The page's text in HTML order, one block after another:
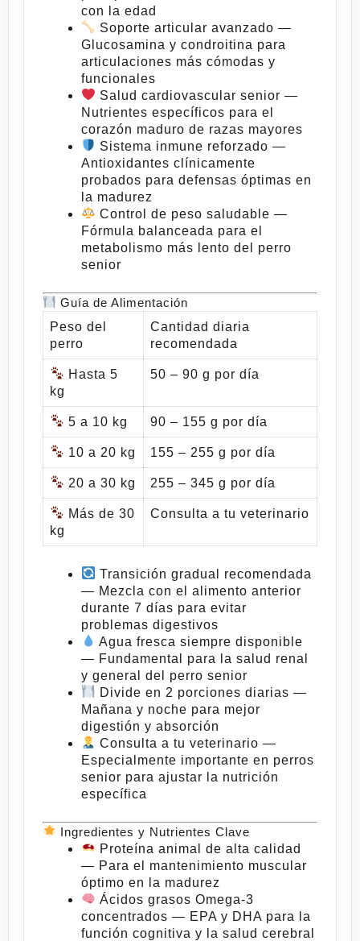
con la edad
Soporte articular avanzado —
Glucosamina y condroitina para
articulaciones más cómodas y
funcionales
Salud cardiovascular senior —
Nutrientes específicos para el
corazón maduro de razas mayores
Sistema inmune reforzado —
Antioxidantes clínicamente
probados para defensas óptimas en
la madurez
Control de peso saludable —
Fórmula balanceada para el
metabolismo más lento del perro
senior
Guía de Alimentación
Peso del
perro
Cantidad diaria
recomendada
Hasta 5
kg
50 – 90 g por día
5 a 10 kg 90 – 155 g por día
10 a 20 kg 155 – 255 g por día
20 a 30 kg 255 – 345 g por día
Más de 30
kg
Consulta a tu veterinario
Transición gradual recomendada
— Mezcla con el alimento anterior
durante 7 días para evitar
problemas digestivos
Agua fresca siempre disponible
— Fundamental para la salud renal
y general del perro senior
Divide en 2 porciones diarias —
Mañana y noche para mejor
digestión y absorción
Consulta a tu veterinario —
Especialmente importante en perros
senior para ajustar la nutrición
específica
Ingredientes y Nutrientes Clave
Proteína animal de alta calidad
— Para el mantenimiento muscular
óptimo en la madurez
Ácidos grasos Omega-3
concentrados — EPA y DHA para la
función cognitiva y la salud cerebral